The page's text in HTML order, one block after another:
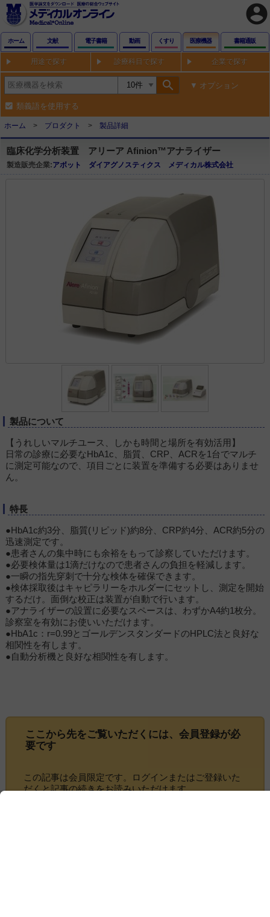
account_circle
ホーム 文献 電子書籍 動画 くすり 医療機器 書籍通販
用途で探す 診療科目で探す 企業で探す
search オプション
類義語を使用する
ホーム プロダクト 製品詳細
臨床化学分析装置 アリーア Afinion™アナライザー
製造販売企業:アボット ダイアグノスティクス メディカル株式会社
製品について
【うれしいマルチユース、しかも時間と場所を有効活用】
日常の診療に必要なHbA1c、脂質、CRP、ACRを1台でマルチ
に測定可能なので、項目ごとに装置を準備する必要はありませ
ん。
特長
●HbA1c約3分、脂質(リピッド)約8分、CRP約4分、ACR約5分の
迅速測定です。
●患者さんの集中時にも余裕をもって診察していただけます。
●必要検体量は1滴だけなので患者さんの負担を軽減します。
●一瞬の指先穿刺で十分な検体を確保できます。
●検体採取後はキャピラリーをホルダーにセットし、測定を開始
するだけ。面倒な校正は装置が自動で行います。
●アナライザーの設置に必要なスペースは、わずかA4約1枚分。
診察室を有効にお使いいただけます。
●HbA1c：r=0.99とゴールデンスタンダードのHPLC法と良好な
相関性を有します。
●自動分析機と良好な相関性を有します。
ここから先をご覧いただくには、 会員登録が必
要です
この記事は会員限定です。ログインまたはご登録いた
だくと記事の続きをお読みいただけます。